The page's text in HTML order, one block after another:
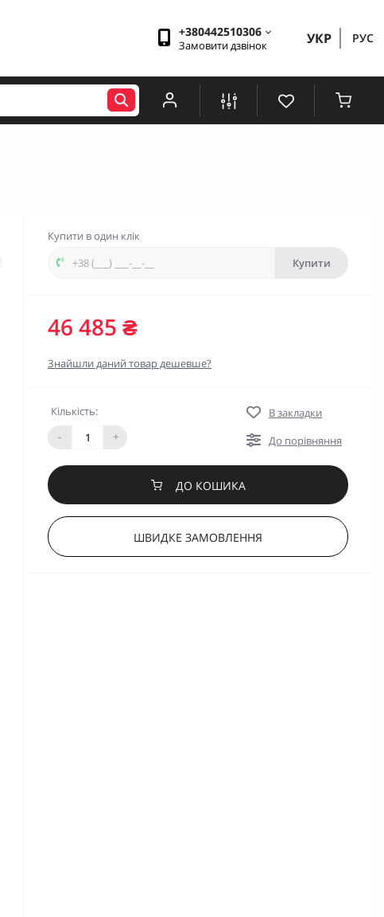
+380442510306
Замовити дзвінок УКР РУС
Купити в один клік
Купити
46 485 ₴
Знайшли даний товар дешевше?
Кількість:
-
+
В закладки
До порівняння
ДО КОШИКА
ШВИДКЕ ЗАМОВЛЕННЯ